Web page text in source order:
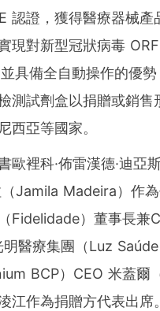
認證，獲得醫療器械
現對新型冠狀病毒
具備全自動操作的優
測試劑盒以捐贈或銷售
西亞等國家。
歐裡科·佈雷漢德·迪亞
Jamila Madeira）作
Fidelidade）董事長兼
醫療集團（Luz
BCP）CEO 米蓋
江作為捐贈方代表出席